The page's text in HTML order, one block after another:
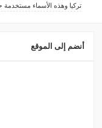
تركيا وهذه الأسماء مستخدمة
أنضم إلى الموقع